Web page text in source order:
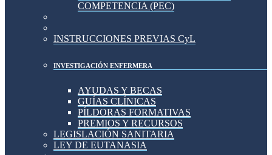
COMPETENCIA (PEC)
INSTRUCCIONES PREVIAS CyL
INVESTIGACIÓN ENFERMERA
AYUDAS Y BECAS
GUÍAS CLÍNICAS
PÍLDORAS FORMATIVAS
PREMIOS Y RECURSOS
LEGISLACIÓN SANITARIA
LEY DE EUTANASIA